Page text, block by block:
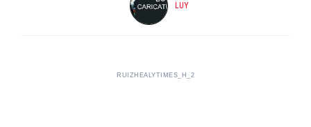
LUY
RUIZHEALYTIMES_H_2